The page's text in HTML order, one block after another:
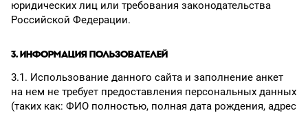
юридических лиц или требования законодательства
Российской Федерации.
3. ИНФОРМАЦИЯ ПОЛЬЗОВАТЕЛЕЙ
3.1. Использование данного сайта и заполнение анкет
на нем не требует предоставления персональных данных
(таких как: ФИО полностью, полная дата рождения, адрес